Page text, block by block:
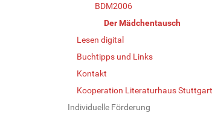
BDM2006
Der Mädchentausch
Lesen digital
Buchtipps und Links
Kontakt
Kooperation Literaturhaus Stuttgart
Individuelle Förderung